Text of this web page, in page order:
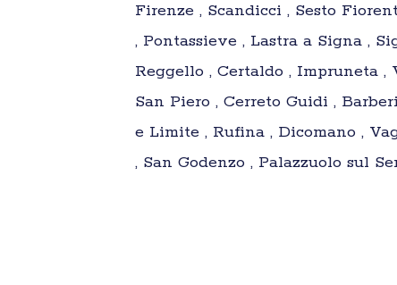
Firenze , Scandicci , Sesto
, Pontassieve , Lastra a Signa ,
Reggello , Certaldo , Impruneta
San Piero , Cerreto Guidi ,
e Limite , Rufina , Dicomano ,
, San Godenzo , Palazzuolo sul